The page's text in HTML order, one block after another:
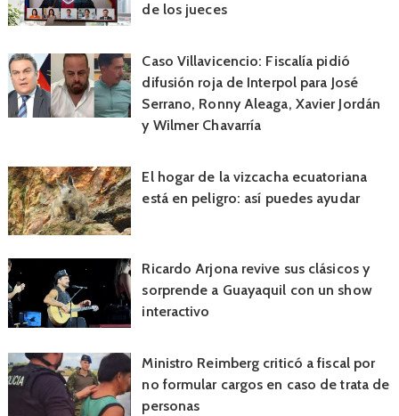
de los jueces
Caso Villavicencio: Fiscalía pidió
difusión roja de Interpol para José
Serrano, Ronny Aleaga, Xavier Jordán
y Wilmer Chavarría
El hogar de la vizcacha ecuatoriana
está en peligro: así puedes ayudar
Ricardo Arjona revive sus clásicos y
sorprende a Guayaquil con un show
interactivo
Ministro Reimberg criticó a fiscal por
no formular cargos en caso de trata de
personas